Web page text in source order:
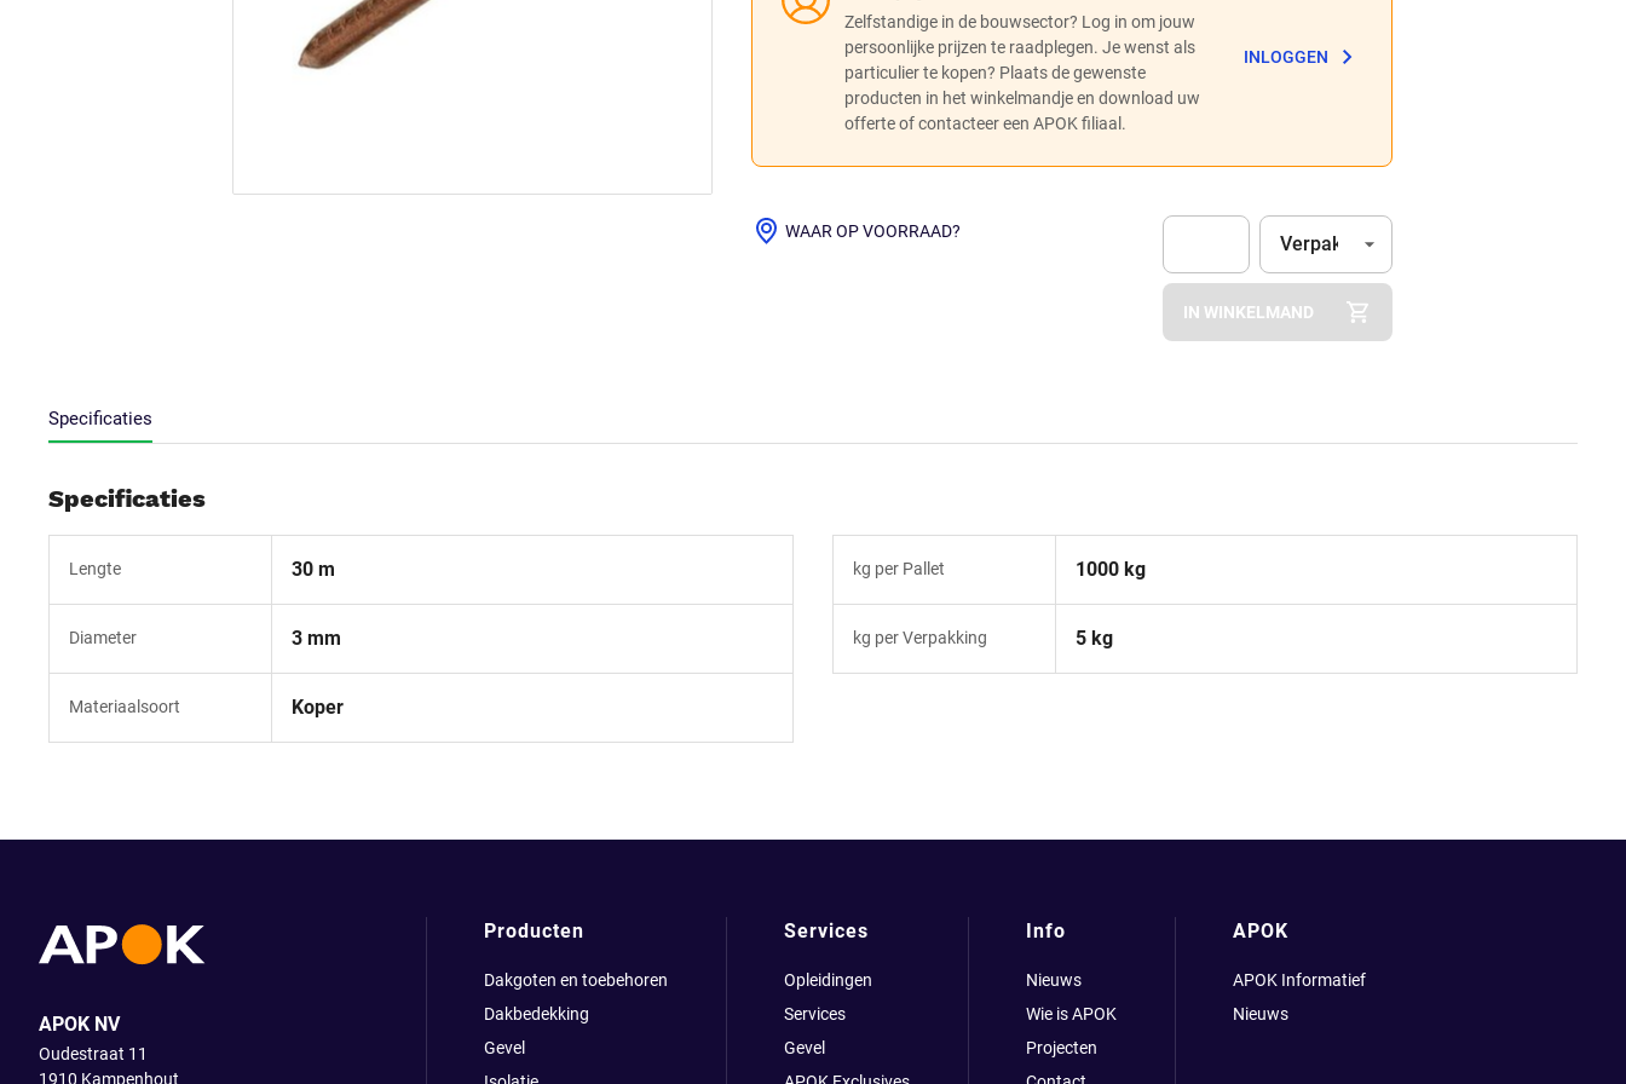
Zelfstandige in de bouwsector? Log in om jouw
persoonlijke prijzen te raadplegen. Je wenst als
particulier te kopen? Plaats de gewenste
producten in het winkelmandje en download uw
offerte of contacteer een APOK filiaal.
INLOGGEN
WAAR OP VOORRAAD?
Apok.Product.Detail.AddToCart.Quantity
Eenheid (Optioneel)
Verpakking
IN WINKELMAND
Specificaties
Specificaties
Lengte 30 m
Diameter 3 mm
Materiaalsoort Koper
kg per Pallet 1000 kg
kg per Verpakking 5 kg
APOK NV
Oudestraat 11
1910 Kampenhout
Producten
Dakgoten en toebehoren
Dakbedekking
Gevel
Services
Opleidingen
Services
Gevel
Info
Nieuws
Wie is APOK
Projecten
APOK
APOK Informatief
Nieuws